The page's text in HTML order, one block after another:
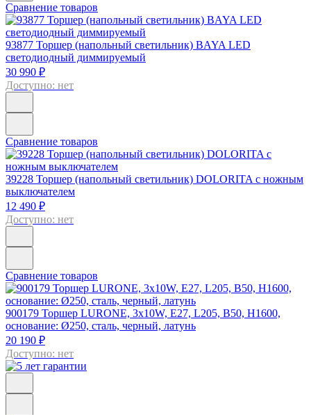
Сравнение товаров
93877 Торшер (напольный светильник) BAYA LED
светодиодный диммируемый
30 990 ₽
Доступно: нет
Сравнение товаров
39228 Торшер (напольный светильник) DOLORITA с ножным
выключателем
12 490 ₽
Доступно: нет
Сравнение товаров
900179 Торшер LURONE, 3x10W, E27, L205, B50, H1600,
основание: Ø250, сталь, черный, латунь
20 190 ₽
Доступно: нет